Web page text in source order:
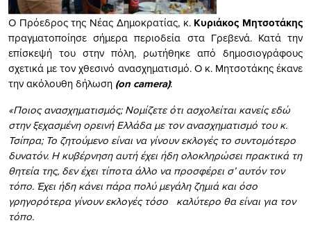
Ο Πρόεδρος της Νέας Δημοκρατίας, κ. Κυριάκος Μητσοτάκης
πραγματοποίησε σήμερα περιοδεία στα Γρεβενά. Κατά την
επίσκεψή του στην πόλη, ρωτήθηκε από δημοσιογράφους
σχετικά με τον χθεσινό ανασχηματισμό. Ο κ. Μητσοτάκης έκανε
την ακόλουθη δήλωση (on camera):
«Ποιος ανασχηματισμός; Νομίζετε ότι ασχολείται κανείς εδώ
στην ξεχασμένη ορεινή Ελλάδα με τον ανασχηματισμό του κ.
Τσίπρα; Το ζητούμενο είναι να γίνουν εκλογές το συντομότερο
δυνατόν. Η κυβέρνηση αυτή έχει ήδη ολοκληρώσει πρακτικά τη
θητεία της, δεν έχει τίποτα άλλο να προσφέρει σ’ αυτόν τον
τόπο. Έχει ήδη κάνει πάρα πολύ μεγάλη ζημιά και όσο
γρηγορότερα γίνουν εκλογές τόσο καλύτερο θα είναι για τον
τόπο.